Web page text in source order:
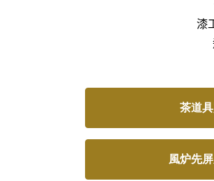
漆
茶道
風炉先